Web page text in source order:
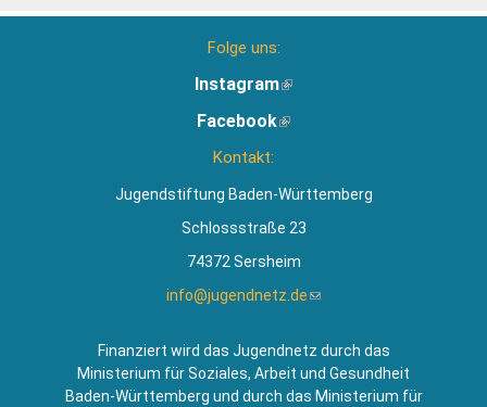
Folge uns:
Instagram(Link
extern)
Facebook(Link
Kontakt:
Jugendstiftung Baden-Württemberg
Schlossstraße 23
74372 Sersheim
info@jugendnetz.de(Link
Mail)
Finanziert wird das Jugendnetz durch das
Ministerium für Soziales, Arbeit und Gesundheit
Baden-Württemberg und durch das Ministerium für